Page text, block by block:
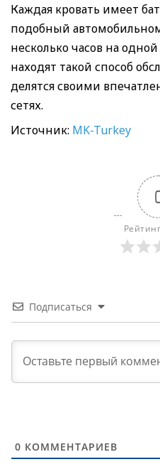
Каждая кровать имеет
подобный
несколько часов на
находят такой способ
делятся своими
сетях.
Источник: MK-Turkey
Подписаться
0 КОММЕНТАРИЕВ